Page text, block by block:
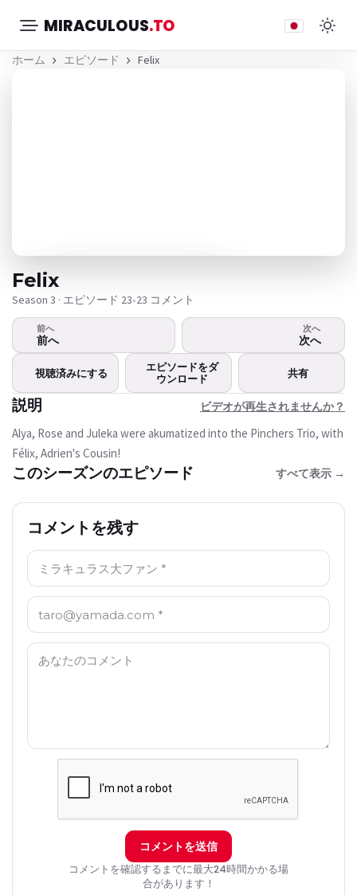
MIRACULOUS.TO
ホーム エピソード Felix
ビデオが再生されませんか？
この動画は現在ご利用いただけま
Felix
Season 3 · エピソード 23•23 コメント
前へ
前へ
次へ
次へ
視聴済みにする
エピソードをダ
ウンロード
共有
説明 ビデオが再生されませんか？
Alya, Rose and Juleka were akumatized into the Pinchers Trio, with
Félix, Adrien's Cousin!
このシーズンのエピソード すべて表示 →
コメントを残す
名前: *
Email: *
コメント: *
コメントを送信
コメントを確認するまでに最大24時間かかる場
合があります！